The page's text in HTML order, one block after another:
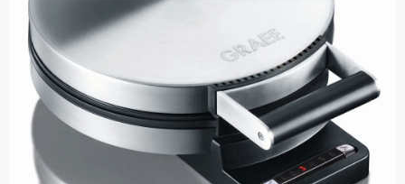
GIGA CENY
ZNAČKY
NOVINKY
OSTATNÍ